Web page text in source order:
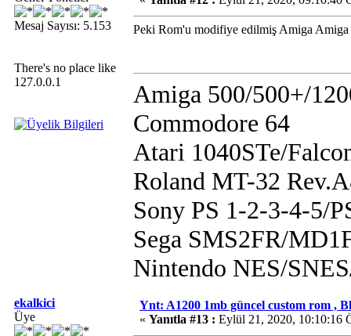
Mesaj Sayısı: 5.153
There's no place like
127.0.0.1
Peki Rom'u modifiye edilmiş Amiga Amiga
Amiga 500/500+/
Commodore 64
Atari 1040STe/
Roland MT-32
Sony PS 1-2-3-4-5/
Sega SMS2FR/
Nintendo NES/
ekalkici
Üye
Ynt: A1200 1mb güncel custom rom ,
« Yanıtla #13 : Eylül 21, 2020, 10:10:16